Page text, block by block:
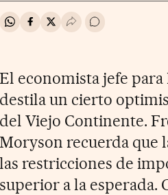
Compartir en Whatsapp
Compartir en Facebook
Compartir en Twitter
Desplegar Redes
Ir a los
El economista jefe para
destila un cierto
del Viejo Continente.
Moryson recuerda que
las restricciones de
superior a la esperada.